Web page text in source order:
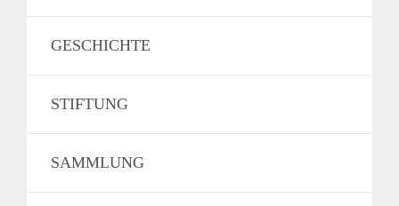
GESCHICHTE
STIFTUNG
SAMMLUNG